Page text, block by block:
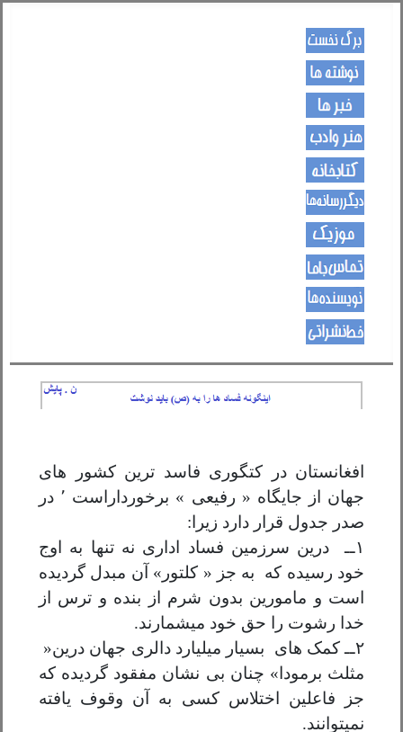
افغانستان در کتگوری فاسد ترین کشور های
جهان از جایگاه « رفیعی » برخورداراست ٬ در
صدر جدول قرار دارد زیرا:
۱ــ درین سرزمین فساد اداری نه تنها به اوج
خود رسیده که به جز « کلتور» آن مبدل گردیده
است و مامورین بدون شرم از بنده و ترس از
خدا رشوت را حق خود میشمارند.
۲ــ کمک های بسیار میلیارد دالری جهان درین»
مثلث برمودا» چنان بی نشان مفقود گردیده که
جز فاعلین اختلاس کسی به آن وقوف یافته
نمیتوانند.